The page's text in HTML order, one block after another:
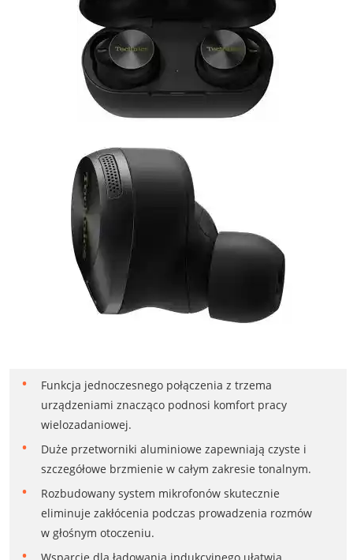
Funkcja jednoczesnego połączenia z trzema
urządzeniami znacząco podnosi komfort pracy
wielozadaniowej.
Duże przetworniki aluminiowe zapewniają czyste i
szczegółowe brzmienie w całym zakresie tonalnym.
Rozbudowany system mikrofonów skutecznie
eliminuje zakłócenia podczas prowadzenia rozmów
w głośnym otoczeniu.